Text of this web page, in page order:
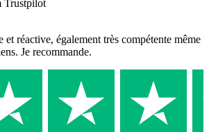
Trustpilot
et réactive, également très compétente même
Je recommande.